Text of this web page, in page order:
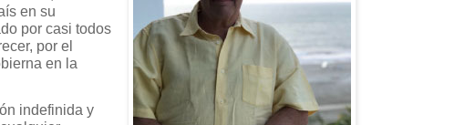
en su
por casi todos
por el
en la
indefinida y